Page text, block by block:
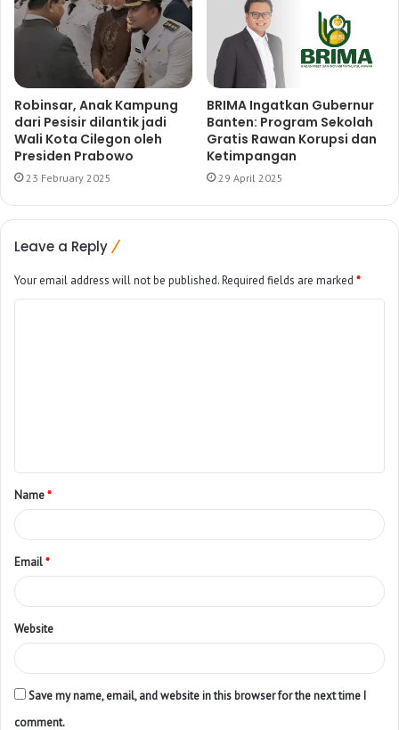
Robinsar, Anak Kampung
dari Pesisir dilantik jadi
Wali Kota Cilegon oleh
Presiden Prabowo
23 February 2025
BRIMA Ingatkan Gubernur
Banten: Program Sekolah
Gratis Rawan Korupsi dan
Ketimpangan
29 April 2025
Leave a Reply
Your email address will not be published.Required fields are marked *
Name*
Email*
Website
Save my name, email, and website in this browser for the next time I
comment.